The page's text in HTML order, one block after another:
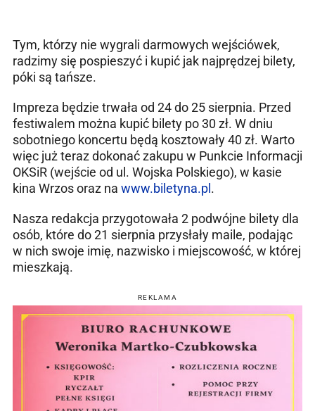
Tym, którzy nie wygrali darmowych wejściówek,
radzimy się pospieszyć i kupić jak najprędzej bilety,
póki są tańsze.
Impreza będzie trwała od 24 do 25 sierpnia. Przed
festiwalem można kupić bilety po 30 zł. W dniu
sobotniego koncertu będą kosztowały 40 zł. Warto
więc już teraz dokonać zakupu w Punkcie Informacji
OKSiR (wejście od ul. Wojska Polskiego), w kasie
kina Wrzos oraz na www.biletyna.pl .
Nasza redakcja przygotowała 2 podwójne bilety dla
osób, które do 21 sierpnia przysłały maile, podając
w nich swoje imię, nazwisko i miejscowość, w której
mieszkają.
REKLAMA